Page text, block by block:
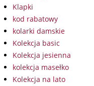
Klapki
kod rabatowy
kolarki damskie
Kolekcja basic
Kolekcja jesienna
kolekcja masełko
Kolekcja na lato